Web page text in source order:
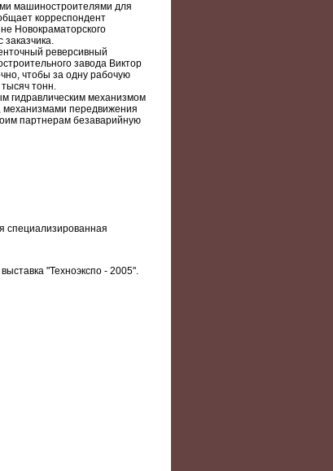
машиностроителями для
корреспондент
Новокраматорского
реверсивный
завода Виктор
чтобы за одну рабочую
тонн.
гидравлическим механизмом
передвижения
партнерам безаварийную
специализированная
"Техноэкспо - 2005".